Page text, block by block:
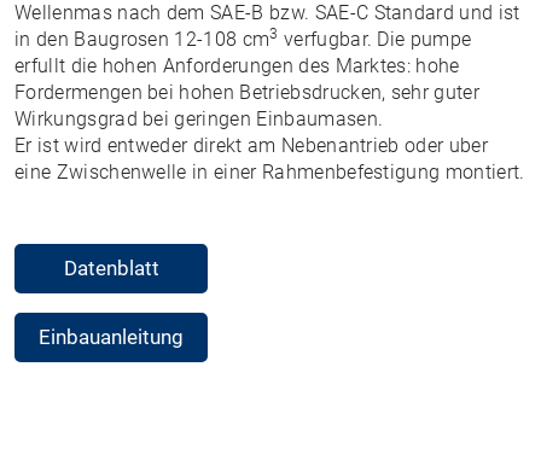
Wellenmas nach dem SAE-B bzw. SAE-C Standard und ist
in den Baugrosen 12-108 cm3 verfugbar. Die pumpe
erfullt die hohen Anforderungen des Marktes: hohe
Fordermengen bei hohen Betriebsdrucken, sehr guter
Wirkungsgrad bei geringen Einbaumasen.
Er ist wird entweder direkt am Nebenantrieb oder uber
eine Zwischenwelle in einer Rahmenbefestigung montiert.
Datenblatt
Einbauanleitung